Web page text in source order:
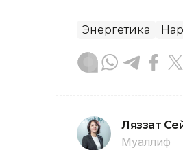
Энергетика
Ляззат
Муаллиф